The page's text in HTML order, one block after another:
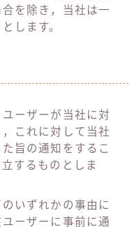
を除き，当社は一
します。
ーザーが当社に対
，これに対して当社
旨の通知をするこ
するものとしま
いずれかの事由に
ーザーに事前に通